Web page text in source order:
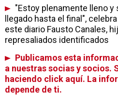
"Estoy plenamente lleno
llegado hasta el final",
este diario Fausto Canales,
represaliados identificados
Publicamos esta
a nuestras socias y socios.
haciendo click aquí. La
depende de ti.